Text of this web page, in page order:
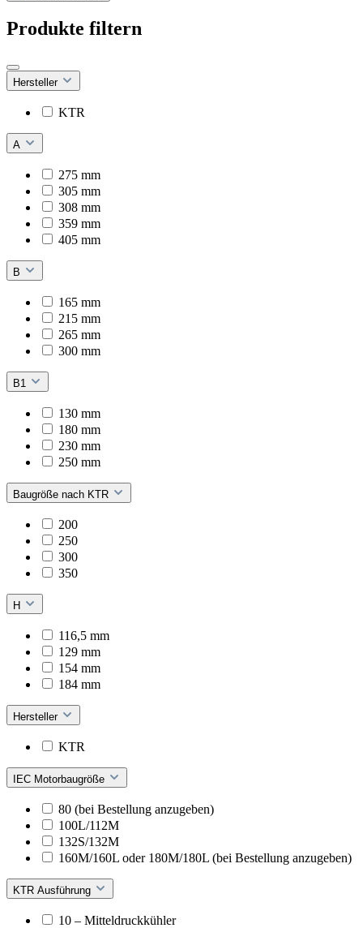
Produkte filtern
Hersteller
KTR
A
275 mm
305 mm
308 mm
359 mm
405 mm
B
165 mm
215 mm
265 mm
300 mm
B1
130 mm
180 mm
230 mm
250 mm
Baugröße nach KTR
200
250
300
350
H
116,5 mm
129 mm
154 mm
184 mm
Hersteller
KTR
IEC Motorbaugröße
80 (bei Bestellung anzugeben)
100L/112M
132S/132M
160M/160L oder 180M/180L (bei Bestellung anzugeben)
KTR Ausführung
10 – Mitteldruckkühler